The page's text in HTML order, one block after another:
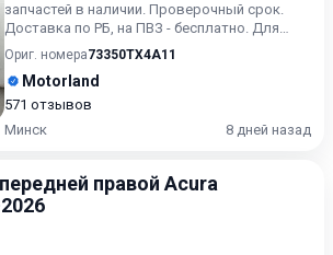
запчастей в наличии. Проверочный срок.
Доставка по РБ, на ПВЗ - бесплатно. Для
получения актуальн...
Ориг. номера73350TX4A11
Motorland
571 отзывов
Минск
8 дней назад
правой Acura